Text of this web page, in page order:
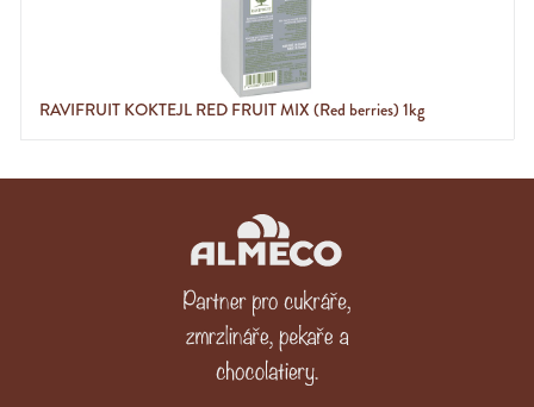
RAVIFRUIT KOKTEJL RED FRUIT MIX (Red berries) 1kg